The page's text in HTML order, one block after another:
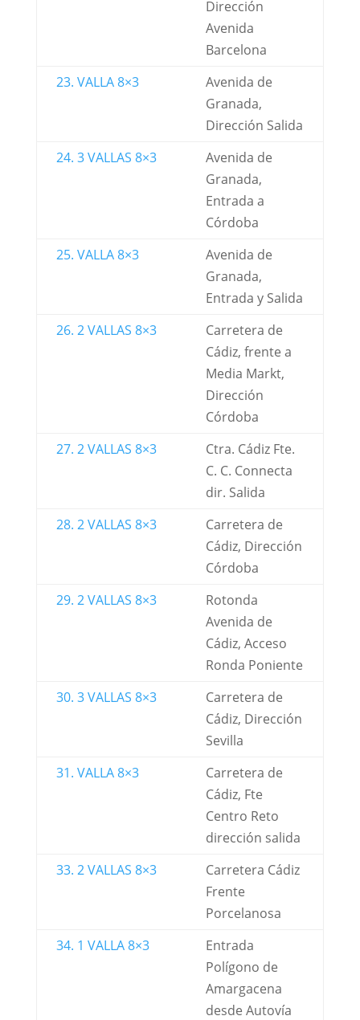
Dirección
Avenida
Barcelona
23. VALLA 8×3
Avenida de
Granada,
Dirección Salida
24. 3 VALLAS 8×3
Avenida de
Granada,
Entrada a
Córdoba
25. VALLA 8×3
Avenida de
Granada,
Entrada y Salida
26. 2 VALLAS 8×3
Carretera de
Cádiz, frente a
Media Markt,
Dirección
Córdoba
27. 2 VALLAS 8×3
Ctra. Cádiz Fte.
C. C. Connecta
dir. Salida
28. 2 VALLAS 8×3
Carretera de
Cádiz, Dirección
Córdoba
29. 2 VALLAS 8×3
Rotonda
Avenida de
Cádiz, Acceso
Ronda Poniente
30. 3 VALLAS 8×3
Carretera de
Cádiz, Dirección
Sevilla
31. VALLA 8×3
Carretera de
Cádiz, Fte
Centro Reto
dirección salida
33. 2 VALLAS 8×3
Carretera Cádiz
Frente
Porcelanosa
34. 1 VALLA 8×3
Entrada
Polígono de
Amargacena
desde Autovía